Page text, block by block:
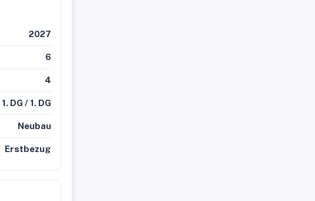
2027
6
4
1. DG / 1. DG
Neubau
Erstbezug